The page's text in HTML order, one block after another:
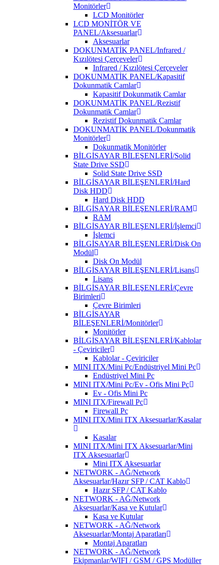
Monitörler
LCD Monitörler
LCD MONİTÖR VE
PANEL/Aksesuarlar
Aksesuarlar
DOKUNMATİK PANEL/Infrared /
Kızılötesi Çerçeveler
Infrared / Kızılötesi Çerçeveler
DOKUNMATİK PANEL/Kapasitif
Dokunmatik Camlar
Kapasitif Dokunmatik Camlar
DOKUNMATİK PANEL/Rezistif
Dokunmatik Camlar
Rezistif Dokunmatik Camlar
DOKUNMATİK PANEL/Dokunmatik
Monitörler
Dokunmatik Monitörler
BİLGİSAYAR BİLEŞENLERİ/Solid
State Drive SSD
Solid State Drive SSD
BİLGİSAYAR BİLEŞENLERİ/Hard
Disk HDD
Hard Disk HDD
BİLGİSAYAR BİLEŞENLERİ/RAM
RAM
BİLGİSAYAR BİLEŞENLERİ/İşlemci
İşlemci
BİLGİSAYAR BİLEŞENLERİ/Disk On
Modül
Disk On Modül
BİLGİSAYAR BİLEŞENLERİ/Lisans
Lisans
BİLGİSAYAR BİLEŞENLERİ/Çevre
Birimleri
Çevre Birimleri
BİLGİSAYAR
BİLEŞENLERİ/Monitörler
Monitörler
BİLGİSAYAR BİLEŞENLERİ/Kablolar
- Çeviriciler
Kablolar - Çeviriciler
MINI ITX/Mini Pc/Endüstriyel Mini Pc
Endüstriyel Mini Pc
MINI ITX/Mini Pc/Ev - Ofis Mini Pc
Ev - Ofis Mini Pc
MINI ITX/Firewall Pc
Firewall Pc
MINI ITX/Mini ITX Aksesuarlar/Kasalar
Kasalar
MINI ITX/Mini ITX Aksesuarlar/Mini
ITX Aksesuarlar
Mini ITX Aksesuarlar
NETWORK - AĞ/Network
Aksesuarlar/Hazır SFP / CAT Kablo
Hazır SFP / CAT Kablo
NETWORK - AĞ/Network
Aksesuarlar/Kasa ve Kutular
Kasa ve Kutular
NETWORK - AĞ/Network
Aksesuarlar/Montaj Aparatları
Montaj Aparatları
NETWORK - AĞ/Network
Ekipmanlar/WIFI / GSM / GPS Modüller